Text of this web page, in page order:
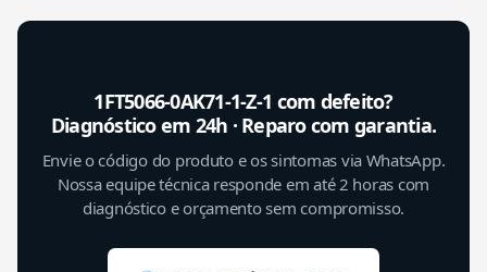
1FT5066-0AK71-1-Z-1 com defeito?
Diagnóstico em 24h · Reparo com garantia.
Envie o código do produto e os sintomas via WhatsApp.
Nossa equipe técnica responde em até 2 horas com
diagnóstico e orçamento sem compromisso.